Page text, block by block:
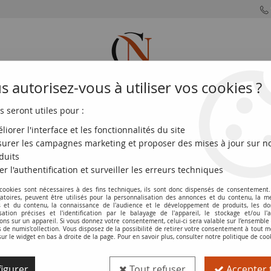
FRANÇAISES DU MONDE EUROS
Byzantin Follis, Classe B - 1030 / 1042 Constantinople
Pièce Empire Byzantin Follis, Classe B
Réf. :SFP8236
autorisez-vous à utiliser vos cookies ?
seront utiles pour :
l'interface et les fonctionnalités du site
les campagnes marketing et proposer des mises à jour sur
l'authentification et surveiller les erreurs techniques
sont nécessaires à des fins techniques, ils sont donc dispensés de
peuvent être utilisés pour la personnalisation des annonces et du contenu, la
et du contenu, la connaissance de l'audience et le développement de produits, les
précises et l'identification par le balayage de l'appareil, le stockage et/ou
sur un appareil. Si vous donnez votre consentement, celui-ci sera valable sur l’ensemble
de numis'collection. Vous disposez de la possibilité de retirer votre consentement à tout
le widget en bas à droite de la page. Pour en savoir plus, consulter notre politique de